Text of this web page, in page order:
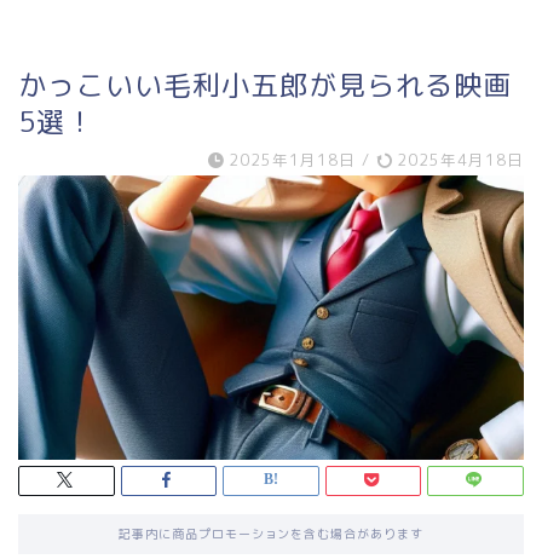
かっこいい毛利小五郎が見られる映画
5選！
2025年1月18日 / 2025年4月18日
記事内に商品プロモーションを含む場合があります